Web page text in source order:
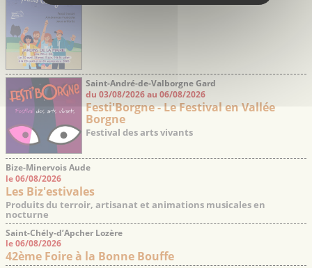
Saint-André-de-Valborgne Gard
du 03/08/2026 au 06/08/2026
Festi'Borgne - Le Festival en Vallée
Borgne
Festival des arts vivants
Bize-Minervois Aude
le 06/08/2026
Les Biz'estivales
Produits du terroir, artisanat et animations musicales en
nocturne
Saint-Chély-d’Apcher Lozère
le 06/08/2026
42ème Foire à la Bonne Bouffe